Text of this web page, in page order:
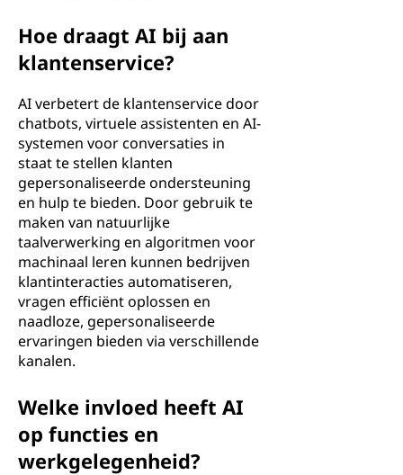
Hoe draagt AI bij aan
klantenservice?
AI verbetert de klantenservice door
chatbots, virtuele assistenten en AI-
systemen voor conversaties in
staat te stellen klanten
gepersonaliseerde ondersteuning
en hulp te bieden. Door gebruik te
maken van natuurlijke
taalverwerking en algoritmen voor
machinaal leren kunnen bedrijven
klantinteracties automatiseren,
vragen efficiënt oplossen en
naadloze, gepersonaliseerde
ervaringen bieden via verschillende
kanalen.
Welke invloed heeft AI
op functies en
werkgelegenheid?